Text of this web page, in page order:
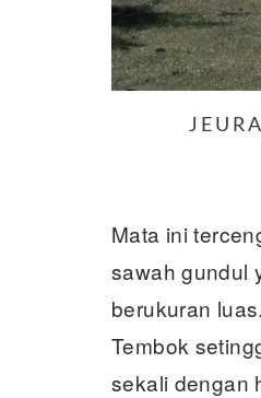
Mata ini
sawah gundul
berukuran
Tembok
sekali dengan